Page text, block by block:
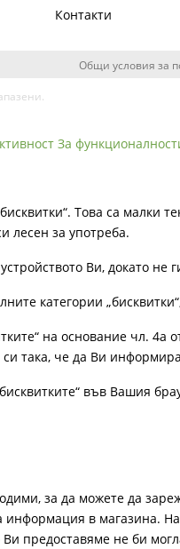
Контакти
Общи условия за
За
Това са малки
лесен за употреба.
Ви, докато
категории
на основание чл. 4а
така, че да Ви
във Вашия
за да можете да
информация в магазина.
Ви предоставяме не би